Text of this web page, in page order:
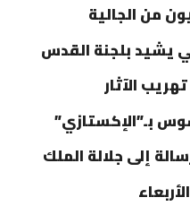
يشيد بلجنة القدس
الآثار
بـ”الإكستازي”
إلى جلالة الملك